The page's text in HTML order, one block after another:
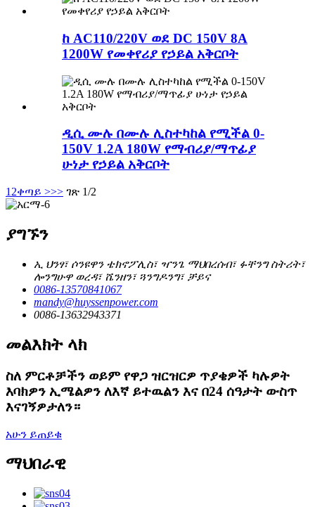
ከ AC110/220V ወደ DC 150V 8A
1200W የመቀየሪያ የኃይል አቅርቦት
ዲሲ ሙሉ በሙሉ ሊስተካከል የሚችል 0-
150V 1.2A 180W የማብሪያ/ማጥፊያ
ሁነታ የኃይል አቅርቦት
1 2ቀጣይ >>> ገጽ 1/2
ያግኙን
ኢ ህንፃ፣ ሶንዩዋን ቴክኖፖሊስ፣ ዣንጌ ማህበረሰብ፣ ፉቸንግ ስትሪት፣
ሎንግሁዋ ወረዳ፣ ሼንዘን፣ ጓንግዶንግ፣ ቻይና
0086-13570841067
mandy@huyssenpower.com
0086-13632943371
መልእክት ላክ
ስለ ምርቶቻችን ወይም የዋጋ ዝርዝርዎ ጥያቄዎች ካሉዎት
እባክዎን ኢሜልዎን ለእኛ ይተዉልን እና በ24 ሰዓታት ውስጥ
እናገኝዎታለን።
አሁን ይጠይቁ
ማህበራዊ